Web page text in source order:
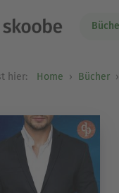
hier: Home Bücher